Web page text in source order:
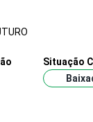
Situação